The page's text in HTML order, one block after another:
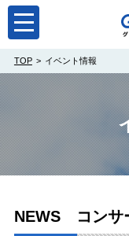
toggle
navigation
TOP イベント情報
NEWS コンサ